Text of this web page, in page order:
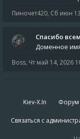
Пиночет420, Сб июн
Спасибо
Boss, Чт май 14, 2026
Kiev-X.In Форум
Связаться с